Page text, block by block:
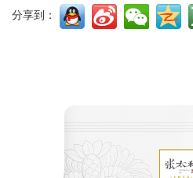
分享到：